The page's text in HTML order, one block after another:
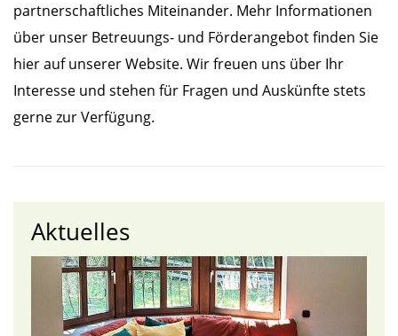
partnerschaftliches Miteinander. Mehr Informationen
über unser Betreuungs- und Förderangebot finden Sie
hier auf unserer Website. Wir freuen uns über Ihr
Interesse und stehen für Fragen und Auskünfte stets
gerne zur Verfügung.
Aktuelles